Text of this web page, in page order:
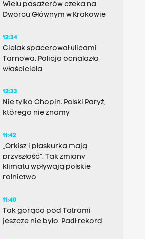
Wielu pasażerów czeka na
Dworcu Głównym w Krakowie
12:34
Cielak spacerował ulicami
Tarnowa. Policja odnalazła
właściciela
12:33
Nie tylko Chopin. Polski Paryż,
którego nie znamy
11:42
„Orkisz i płaskurka mają
przyszłość”. Tak zmiany
klimatu wpływają polskie
rolnictwo
11:40
Tak gorąco pod Tatrami
jeszcze nie było. Padł rekord